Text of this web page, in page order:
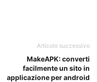
Articolo successivo
MakeAPK: converti
facilmente un sito in
applicazione per android